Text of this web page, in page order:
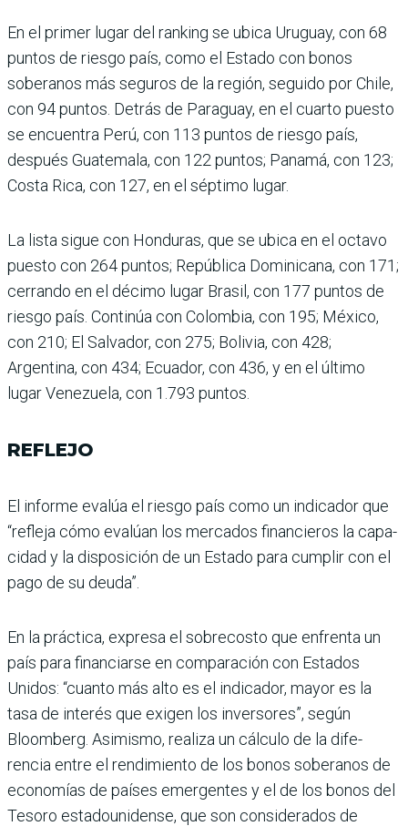
En el primer lugar del ran­king se ubica Uruguay, con 68
puntos de riesgo país, como el Estado con bonos
soberanos más seguros de la región, seguido por Chile,
con 94 puntos. Detrás de Para­guay, en el cuarto puesto
se encuentra Perú, con 113 pun­tos de riesgo país,
después Guatemala, con 122 puntos; Panamá, con 123;
Costa Rica, con 127, en el séptimo lugar.
La lista sigue con Hondu­ras, que se ubica en el octavo
puesto con 264 puntos; República Dominicana, con 171;
cerrando en el décimo lugar Brasil, con 177 puntos de
riesgo país. Continúa con Colombia, con 195; México,
con 210; El Salvador, con 275; Bolivia, con 428;
Argentina, con 434; Ecuador, con 436, y en el último
lugar Venezuela, con 1.793 puntos.
REFLEJO
El informe evalúa el riesgo país como un indicador que
“refleja cómo evalúan los mercados financieros la capa­
cidad y la disposición de un Estado para cumplir con el
pago de su deuda”.
En la práctica, expresa el sobrecosto que enfrenta un
país para financiarse en com­paración con Estados
Unidos: “cuanto más alto es el indica­dor, mayor es la
tasa de inte­rés que exigen los inversores”, según
Bloomberg. Asimismo, realiza un cálculo de la dife­
rencia entre el rendimiento de los bonos soberanos de
econo­mías de países emergentes y el de los bonos del
Tesoro esta­dounidense, que son conside­rados de